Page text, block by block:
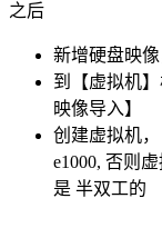
之后
新增硬盘映
到【虚拟机
映像导入】
创建虚拟机
e1000, 否则
是 半双工的